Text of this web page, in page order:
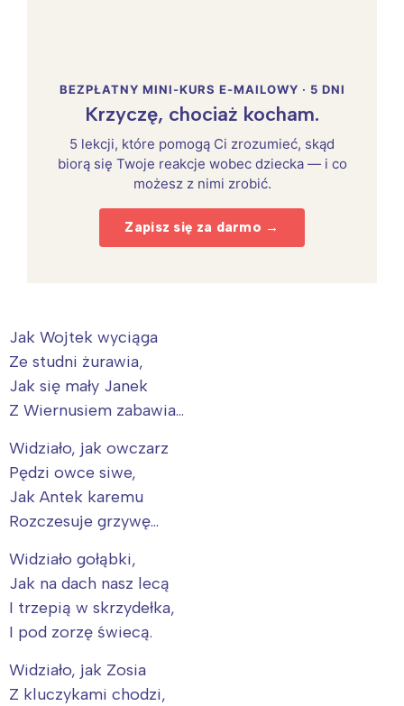
BEZPŁATNY MINI-KURS E-MAILOWY · 5 DNI
Krzyczę, chociaż kocham.
5 lekcji, które pomogą Ci zrozumieć, skąd
biorą się Twoje reakcje wobec dziecka — i co
możesz z nimi zrobić.
Zapisz się za darmo →
Jak Wojtek wyciąga
Ze studni żurawia,
Jak się mały Janek
Z Wiernusiem zabawia…
Widziało, jak owczarz
Pędzi owce siwe,
Jak Antek karemu
Rozczesuje grzywę…
Widziało gołąbki,
Jak na dach nasz lecą
I trzepią w skrzydełka,
I pod zorzę świecą.
Widziało, jak Zosia
Z kluczykami chodzi,